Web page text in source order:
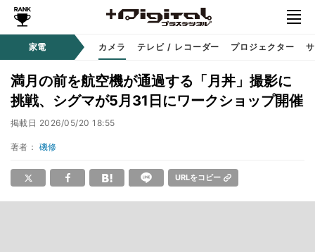
家電 カメラ テレビ / レコーダー プロジェクター
満月の前を航空機が通過する「月丼」撮影に
挑戦、シグマが5月31日にワークショップ開催
掲載日 2026/05/20 18:55
著者： 磯修
URLをコピー